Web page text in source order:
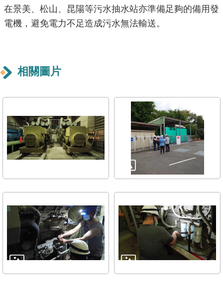
網
站
回
English
常
見
陳
在景美、松山、昆陽等污水抽水站亦準備足夠的備用發
電機，避免電力不足造成污水無法輸送。
相關圖片